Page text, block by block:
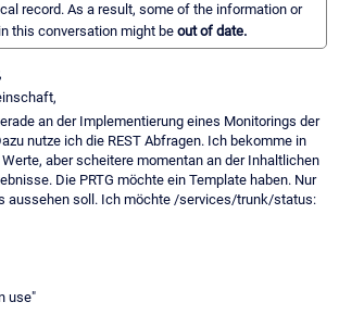
record. As a result, some of the information or
this conversation might be out of date.
an der Implementierung eines Monitorings der
nutze ich die REST Abfragen. Ich bekomme in
Werte, aber scheitere momentan an der Inhaltlichen
Die PRTG möchte ein Template haben. Nur
aussehen soll. Ich möchte /services/trunk/status:
use"